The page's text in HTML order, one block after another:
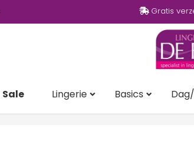
Gratis
Sale Lingerie Basics